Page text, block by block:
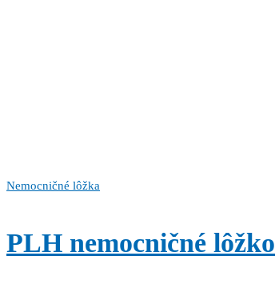
Nemocničné lôžka
PLH nemocničné lôžko